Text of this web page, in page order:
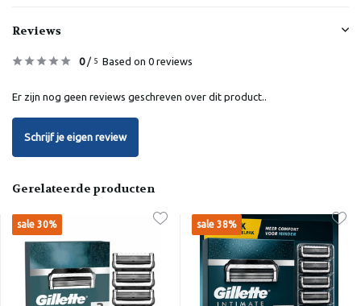
Reviews
0/ 5 Based on 0 reviews
Er zijn nog geen reviews geschreven over dit product..
Schrijf je eigen review
Gerelateerde producten
sale 30% sale 38%